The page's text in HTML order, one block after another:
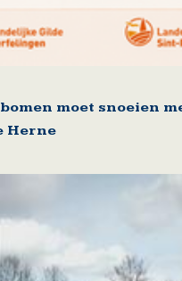
moet snoeien
Herne